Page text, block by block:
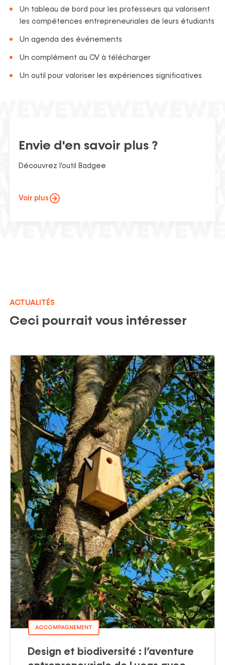
Un tableau de bord pour les professeurs qui valorisent
les compétences entrepreneuriales de
leurs étudiants
Un agenda des événements
Un complément au CV à télécharger
Un outil pour valoriser les expériences significatives
Envie d'en savoir plus ?
Découvrez l'outil Badgee
Voir plus
ACTUALITÉS
Ceci pourrait vous intéresser
ACCOMPAGNEMENT
Design et biodiversité : l’aventure